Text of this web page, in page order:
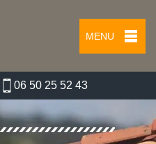
MENU
06 50 25 52 43